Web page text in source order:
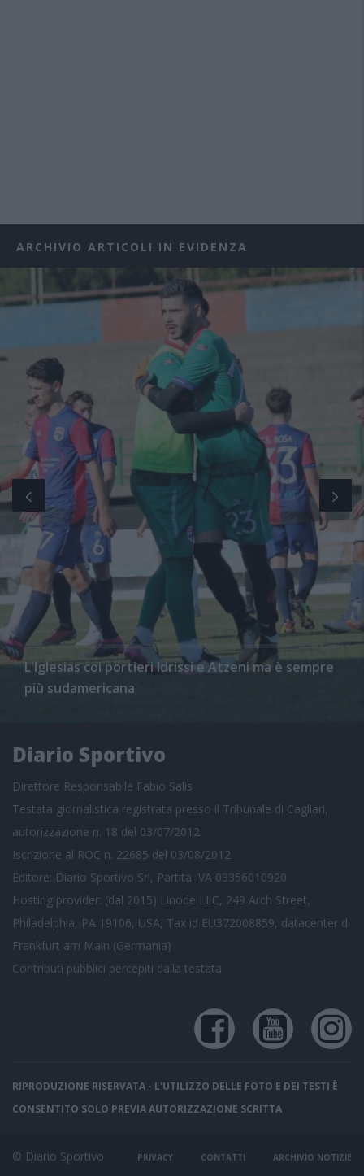
ARCHIVIO ARTICOLI IN EVIDENZA
L'Iglesias coi portieri Idrissi e Atzeni ma è sempre
più sudamericana
Diario Sportivo
Direttore Responsabile Fabio Salis
Testata giornalistica registrata presso il Tribunale di Cagliari,
autorizzazione n. 18 del 03/07/2012
Iscrizione al ROC n. 22685 del 03/08/2012
Editore: Diario Sportivo Srl, Partita IVA 03356010920
Hosting provider: (dal 2015) Linode LLC, 249 Arch Street,
Philadelphia, PA 19106, USA, Tax id EU372008859, datacenter di
Frankfurt am Main (Germania)
Contributi pubblici percepiti dalla testata
RIPRODUZIONE RISERVATA - L'UTILIZZO DELLE FOTO E DEI TESTI È
CONSENTITO SOLO PREVIA AUTORIZZAZIONE SCRITTA
© Diario Sportivo PRIVACY CONTATTI ARCHIVIO NOTIZIE